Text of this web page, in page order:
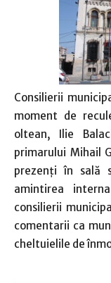
Consilierii
moment de
oltean, Ilie
primarului Mihail
prezenți în sală
amintirea
consilierii
comentarii ca
cheltuielile de